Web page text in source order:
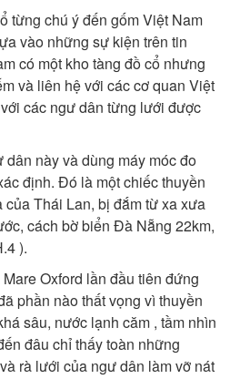
từng chú ý đến gốm Việt Nam
vào những sự kiện trên tin
có một kho tàng đồ cổ nhưng
và liên hệ với các cơ quan Việt
các ngư dân từng lưới được
này và dùng máy móc đo
định. Đó là một chiếc thuyền
Thái Lan, bị đắm từ xa xưa
cách bờ biển Đà Nẵng 22km,
).
Oxford lần đầu tiên đứng
phần nào thất vọng vì thuyền
sâu, nước lạnh căm , tầm nhìn
đâu chỉ thấy toàn những
rà lưới của ngư dân làm vỡ nát